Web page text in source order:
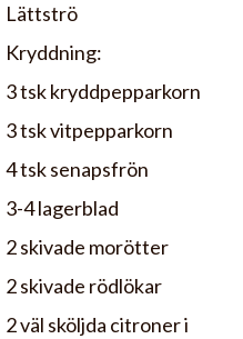
Lättströ
Kryddning:
3 tsk kryddpepparkorn
3 tsk vitpepparkorn
4 tsk senapsfrön
3-4 lagerblad
2 skivade morötter
2 skivade rödlökar
2 väl sköljda citroner i